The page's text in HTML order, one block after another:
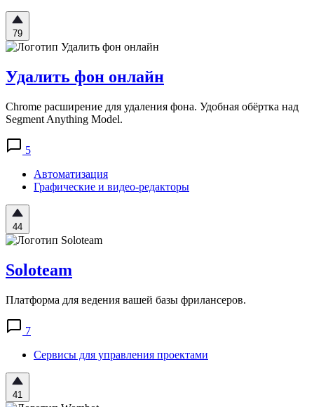
79
Удалить фон онлайн
Chrome расширение для удаления фона. Удобная обёртка над
Segment Anything Model.
5
Автоматизация
Графические и видео-редакторы
44
Soloteam
Платформа для ведения вашей базы фрилансеров.
7
Сервисы для управления проектами
41